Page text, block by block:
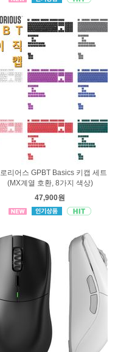
리어스 GPBT Basics 키캡 세트
(MX계열 호환, 8가지 색상)
47,900원